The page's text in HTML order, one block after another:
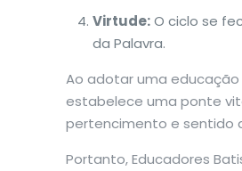
Virtude:O ciclo se
da Palavra.
Ao adotar uma
estabelece uma ponte
pertencimento e sentido
Portanto, Educadores